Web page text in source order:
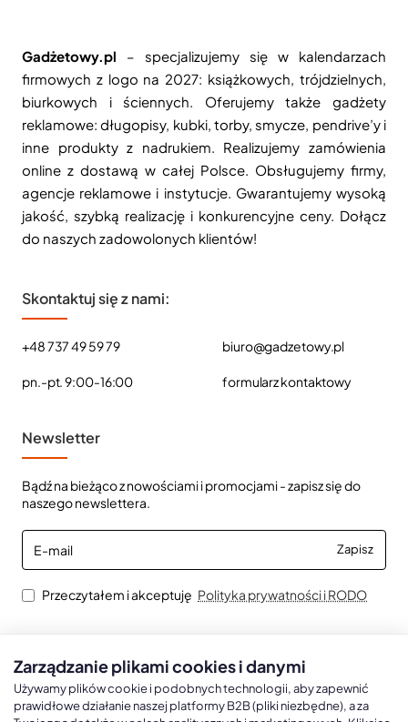
Gadżetowy.pl – specjalizujemy się w kalendarzach
firmowych z logo na 2027: książkowych, trójdzielnych,
biurkowych i ściennych. Oferujemy także gadżety
reklamowe: długopisy, kubki, torby, smycze, pendrive’y i
inne produkty z nadrukiem. Realizujemy zamówienia
online z dostawą w całej Polsce. Obsługujemy firmy,
agencje reklamowe i instytucje. Gwarantujemy wysoką
jakość, szybką realizację i konkurencyjne ceny. Dołącz
do naszych zadowolonych klientów!
Skontaktuj się z nami:
+48 737 49 59 79
pn.-pt. 9:00-16:00
biuro@gadzetowy.pl
formularz kontaktowy
Newsletter
Bądź na bieżąco z nowościami i promocjami - zapisz się do
naszego newslettera.
E-
mail
Zapisz
Przeczytałem i akceptuję Polityka prywatności i RODO
Kalendarze Ścienne
Zarządzanie plikami cookies i danymi
Używamy plików cookie i podobnych technologii, aby zapewnić
prawidłowe działanie naszej platformy B2B (pliki niezbędne), a za